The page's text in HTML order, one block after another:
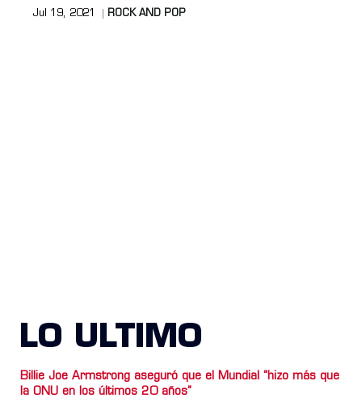
Jul 19, 2021 ROCK AND POP
LO ULTIMO
Billie Joe Armstrong aseguró que el Mundial “hizo más que
la ONU en los últimos 20 años”